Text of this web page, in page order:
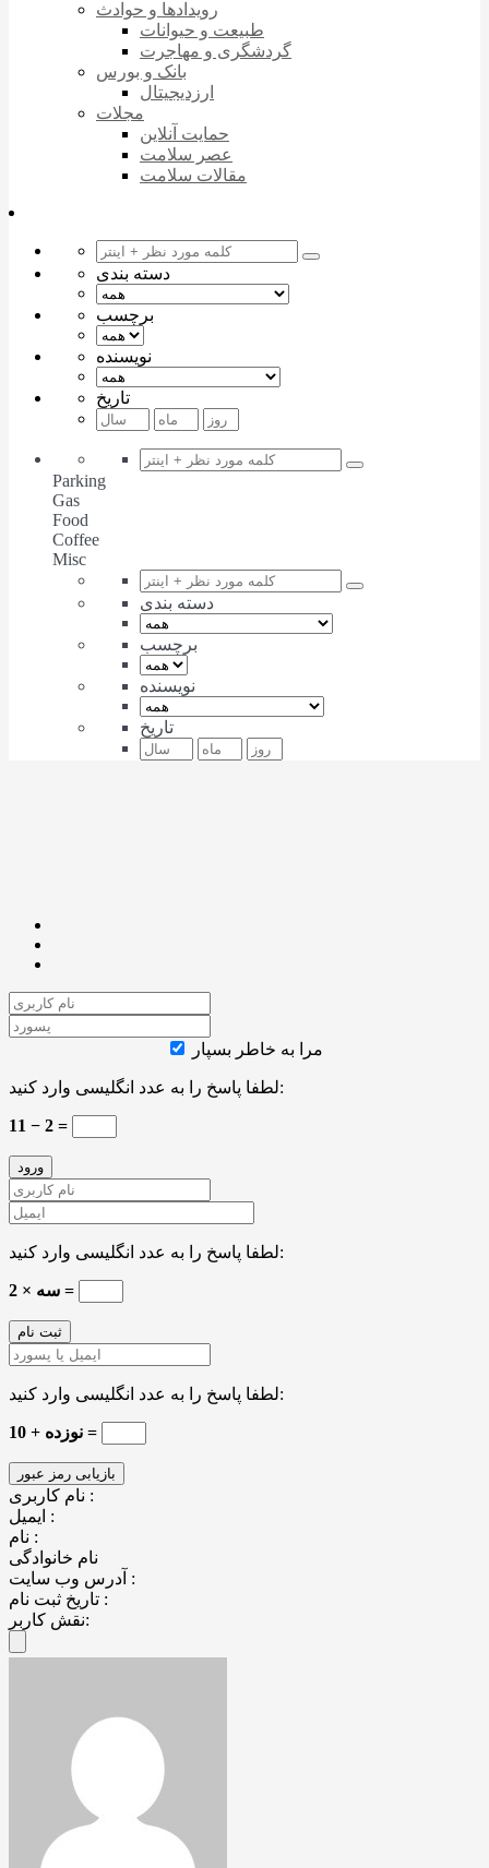
رویدادها و حوادث
طبیعت و حیوانات
گردشگری و مهاجرت
بانک و بورس
ارزدیجیتال
مجلات
حمایت آنلاین
عصر سلامت
مقالات سلامت
دسته بندی
برچسب
نویسنده
تاریخ
Parking
Gas
Food
Coffee
Misc
دسته بندی
برچسب
نویسنده
تاریخ
مرا به خاطر بسپار
لطفا پاسخ را به عدد انگلیسی وارد کنید:
11 − 2 =
لطفا پاسخ را به عدد انگلیسی وارد کنید:
2 × سه =
لطفا پاسخ را به عدد انگلیسی وارد کنید:
10 + نوزده =
نام کاربری :
ایمیل :
نام :
نام خانوادگی
آدرس وب سایت :
تاریخ ثبت نام :
نقش کاربر: